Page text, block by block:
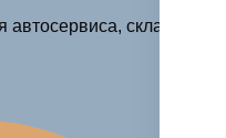
склада и